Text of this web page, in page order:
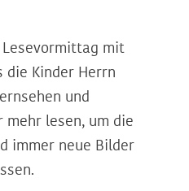
mit
die Kinder Herrn
und
mehr lesen, um die
immer neue Bilder